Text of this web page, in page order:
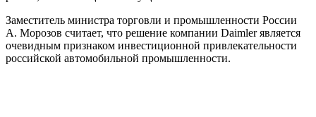
Заместитель министра торговли и промышленности России
А. Морозов считает, что решение компании Daimler является
очевидным признаком инвестиционной привлекательности
российской автомобильной промышленности.